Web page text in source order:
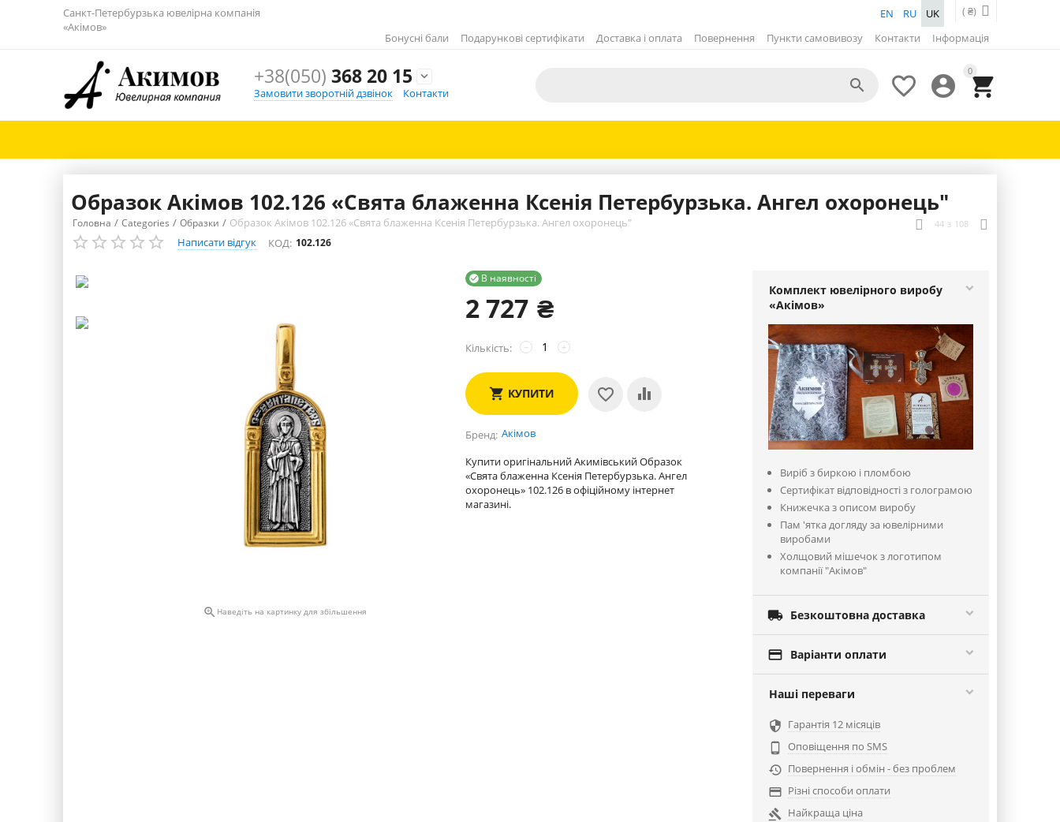
Санкт-Петербурзька ювелірна компанія
«Акімов»
( ₴)
EN RU
UK
Бонусні бали
Подарункові сертифікати Доставка і оплата Повернення Пункти самовивозу Контакти Інформація
+38(050) 368 20 15

Замовити зворотній дзвінок
Контакти
0




Образок Акімов 102.126 «Свята блаженна Ксенія Петербурзька. Ангел охоронець"
Головна / Categories / Образки / Образок Акімов 102.126 «Свята блаженна Ксенія Петербурзька. Ангел охоронець" 44 з 108
Написати відгук КОД: 102.126
 Наведіть на картинку для збільшення
В наявності

2 727 ₴
Кількість: +
−
КУПИТИ
Бренд Акімов
Купити оригінальний Акимівський Образок
«Свята блаженна Ксенія Петербурзька. Ангел
охоронець» 102.126 в офіційному інтернет
магазині.
Комплект ювелірного виробу
«Акімов»
Виріб з биркою і пломбою
Сертифікат відповідності з голограмою
Книжечка з описом виробу
Пам 'ятка догляду за ювелірними
виробами
Холщовий мішечок з логотипом
компанії "Акімов"
 Безкоштовна доставка
 Варіанти оплати
Наші переваги
 Гарантія 12 місяців

Оповіщення по SMS
 Повернення і обмін - без проблем
 Різні способи оплати
 Найкраща ціна